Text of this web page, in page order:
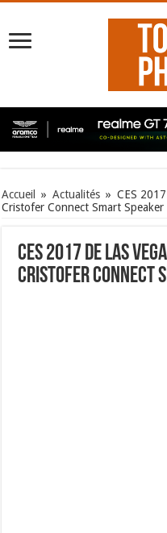
Accueil » Actualités » CES
Cristofer Connect Smart Speaker
CES 2017 de Las
Cristofer Connect